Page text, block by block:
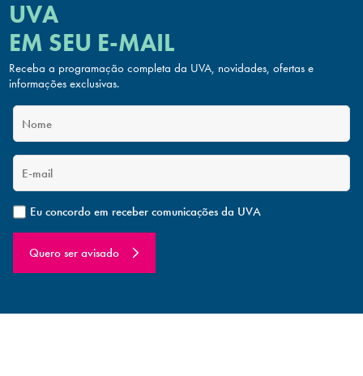
UVA
EM SEU E-MAIL
Receba a programação completa da UVA, novidades, ofertas e
informações exclusivas.
Eu concordo em receber comunicações da UVA
Quero ser avisado